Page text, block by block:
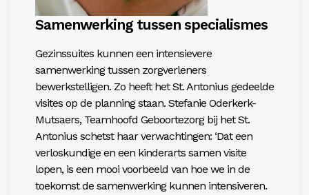
Samenwerking tussen ­specialismes
Gezinssuites kunnen een intensievere
samenwerking tussen zorgverleners
bewerkstelligen. Zo heeft het St. Antonius gedeelde
visites op de planning staan. Stefanie Oderkerk-
Mutsaers, Teamhoofd Geboortezorg bij het St.
Antonius schetst haar verwachtingen: ‘Dat een
verloskundige en een kinderarts samen visite
lopen, is een mooi voorbeeld van hoe we in de
toekomst de samenwerking kunnen intensiveren.